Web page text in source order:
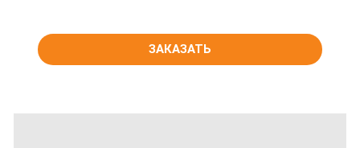
ЗАКАЗАТЬ